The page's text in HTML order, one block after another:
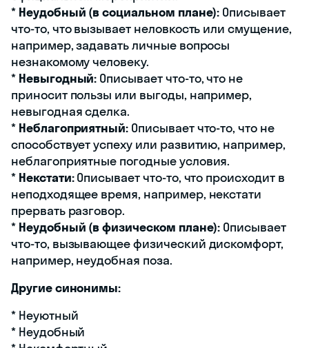
* Неудобный (в социальном плане): Описывает
что-то, что вызывает неловкость или смущение,
например, задавать личные вопросы
незнакомому человеку.
* Невыгодный: Описывает что-то, что не
приносит пользы или выгоды, например,
невыгодная сделка.
* Неблагоприятный: Описывает что-то, что не
способствует успеху или развитию, например,
неблагоприятные погодные условия.
* Некстати:Описывает что-то, что происходит в
неподходящее время, например, некстати
прервать разговор.
* Неудобный (в физическом плане): Описывает
что-то, вызывающее физический дискомфорт,
например, неудобная поза.
Другие синонимы:
* Неуютный
* Неудобный